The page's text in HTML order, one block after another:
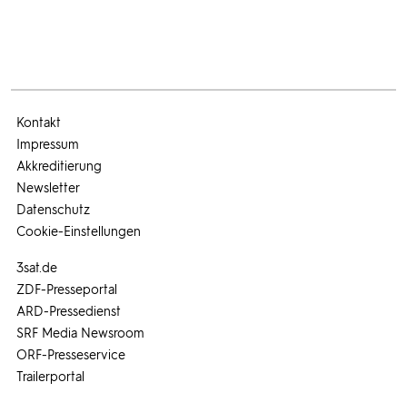
3sat.de
ZDF-Presseportal
ARD-Pressedienst
SRF Media Newsroom
ORF-Presseservice
Trailerportal
Kontakt
Impressum
Akkreditierung
Newsletter
Datenschutz
Cookie-Einstellungen